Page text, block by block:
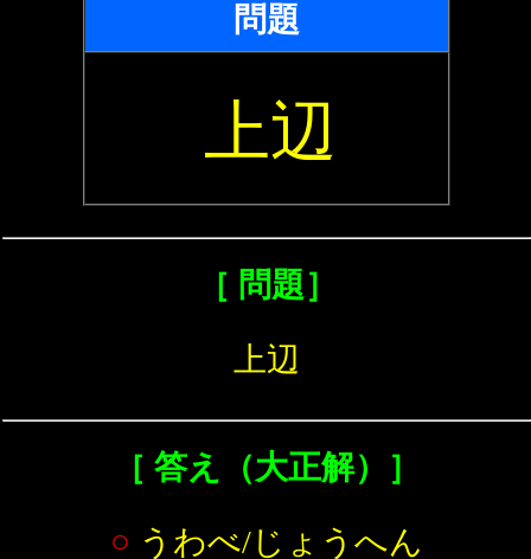
問題
上辺
［ 問題］
上辺
［ 答え（大正解）］
○ うわべ/じょうへん